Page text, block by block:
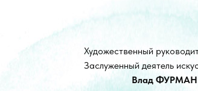
Художественный
Заслуженный деятель
Влад ФУРМАН